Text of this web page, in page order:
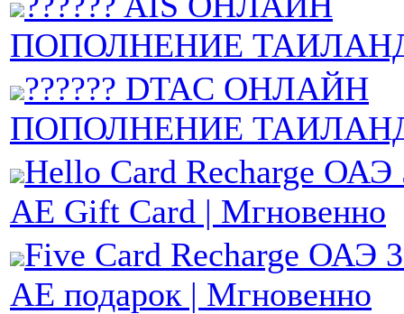
ПОПОЛНЕНИЕ
?????? DTAC ОНЛАЙН
ПОПОЛНЕНИЕ
Hello Card Recharge ОАЭ
AE Gift Card | Мгновенно
Five Card Recharge ОАЭ
AE подарок | Мгновенно